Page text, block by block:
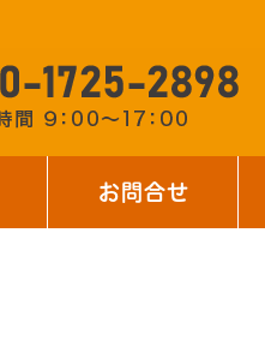
お問合せ